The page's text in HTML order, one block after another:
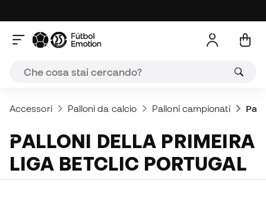
Accessori Palloni da calcio Palloni campionati
PALLONI DELLA PRIMEIRA
LIGA BETCLIC PORTUGAL